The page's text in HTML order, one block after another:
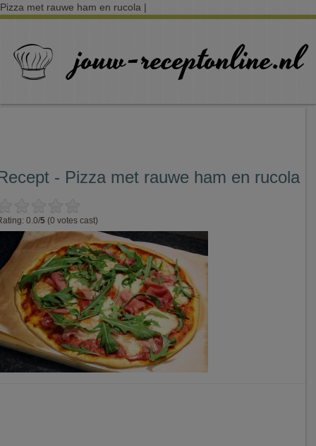
Pizza met rauwe ham en rucola |
- Pizza met rauwe ham en rucola
0.0/5 (0 votes cast)